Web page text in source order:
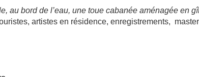
au bord de l’eau, une toue cabanée aménagée en
artistes en résidence, enregistrements,